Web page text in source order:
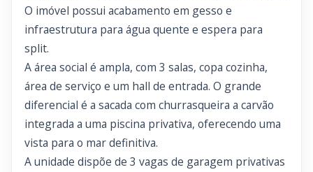
O imóvel possui acabamento em gesso e
infraestrutura para água quente e espera para
split.
A área social é ampla, com 3 salas, copa cozinha,
área de serviço e um hall de entrada. O grande
diferencial é a sacada com churrasqueira a carvão
integrada a uma piscina privativa, oferecendo uma
vista para o mar definitiva.
A unidade dispõe de 3 vagas de garagem privativas